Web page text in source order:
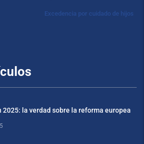
Excedencia por cuidado de hijos
2025: la verdad sobre la reforma europea